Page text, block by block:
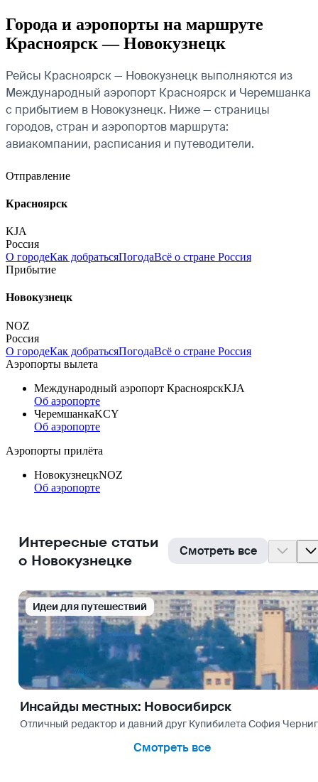
Города и аэропорты на маршруте
Красноярск — Новокузнецк
Рейсы Красноярск — Новокузнецк выполняются из
Международный аэропорт Красноярск и Черемшанка
с прибытием в Новокузнецк. Ниже — страницы
городов, стран и аэропортов маршрута:
авиакомпании, расписания и путеводители.
Отправление
Красноярск
KJA
Россия
О городеКак добратьсяПогодаВсё о стране Россия
Прибытие
Новокузнецк
NOZ
Россия
О городеКак добратьсяПогодаВсё о стране Россия
Аэропорты вылета
Международный аэропорт КрасноярскKJA
Об аэропорте
ЧеремшанкаKCY
Об аэропорте
Аэропорты прилёта
НовокузнецкNOZ
Об аэропорте
Интересные статьи
о Новокузнецке
Смотреть все
Идеи для путешествий
Инсайды местных: Новосибирск
Отличный редактор и давний друг Купибилета София
Смотреть все